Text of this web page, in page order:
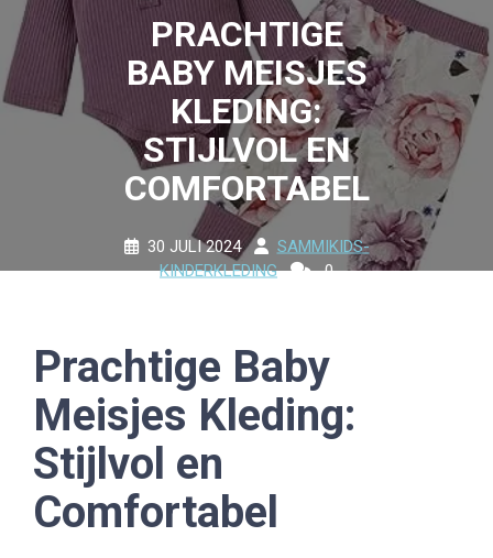
PRACHTIGE
BABY MEISJES
KLEDING:
STIJLVOL EN
COMFORTABEL
30 JULI 2024
SAMMIKIDS-
KINDERKLEDING
0
Prachtige Baby
Meisjes Kleding:
Stijlvol en
Comfortabel